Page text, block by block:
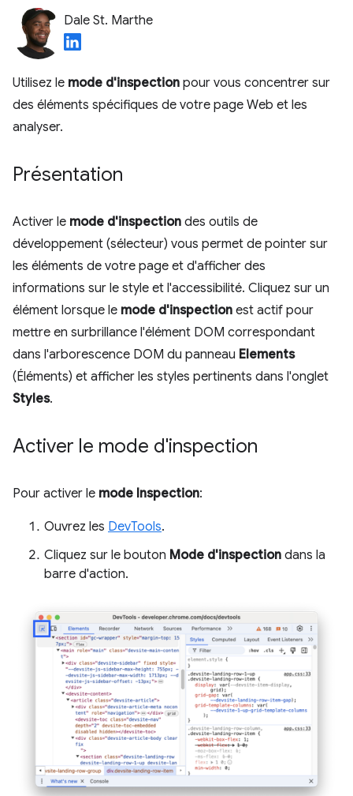
Dale St. Marthe
Utilisez le mode d'inspection pour vous concentrer sur
des éléments spécifiques de votre page Web et les
analyser.
Présentation
Activer le mode d'inspection des outils de
développement (sélecteur) vous permet de pointer sur
les éléments de votre page et d'afficher des
informations sur le style et l'accessibilité. Cliquez sur un
élément lorsque le mode d'inspection est actif pour
mettre en surbrillance l'élément DOM correspondant
dans l'arborescence DOM du panneau Elements
(Éléments) et afficher les styles pertinents dans l'onglet
Styles.
Activer le mode d'inspection
Pour activer le mode Inspection:
Ouvrez les DevTools.
Cliquez sur le bouton Mode d'inspection dans la
barre d'action.